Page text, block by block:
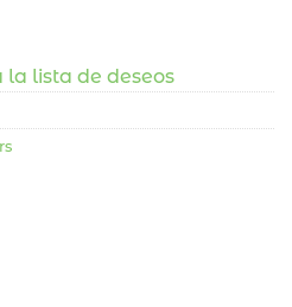
la lista de deseos